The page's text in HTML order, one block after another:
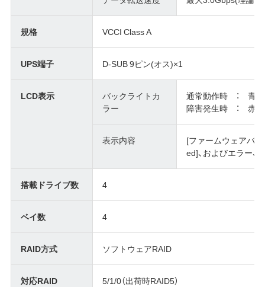
規格 VCCI Class A
UPS端子 D-SUB 9ピン(オス)×1
LCD表示
バックライトカ
ラー
通常動作時 ： 青
障害発生時 ： 赤
表示内容
[ファームウェアバー
ed]、およびエラー、
搭載ドライブ数 4
ベイ数 4
RAID方式 ソフトウェアRAID
対応RAID 5/1/0（出荷時RAID5）